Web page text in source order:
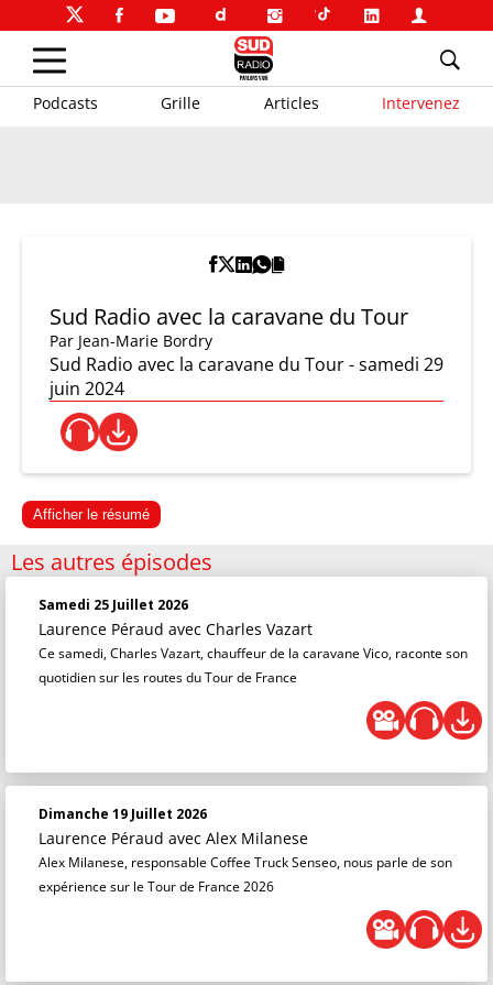
Podcasts Grille Articles Intervenez
Sud Radio avec la caravane du Tour
Par Jean-Marie Bordry
Sud Radio avec la caravane du Tour - samedi 29
juin 2024
Afficher le résumé
Les autres épisodes
Samedi 25 Juillet 2026
Laurence Péraud avec Charles Vazart
Ce samedi, Charles Vazart, chauffeur de la caravane Vico, raconte son
quotidien sur les routes du Tour de France
Dimanche 19 Juillet 2026
Laurence Péraud avec Alex Milanese
Alex Milanese, responsable Coffee Truck Senseo, nous parle de son
expérience sur le Tour de France 2026